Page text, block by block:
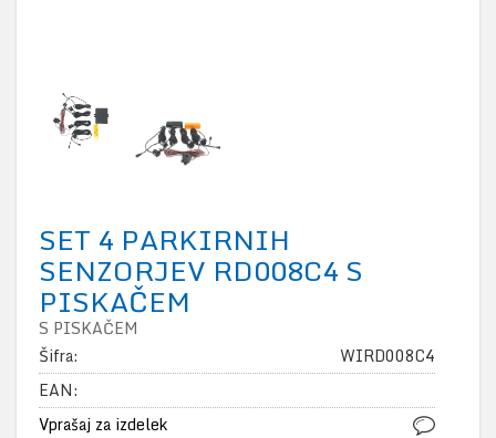
SET 4 PARKIRNIH
SENZORJEV RD008C4 S
PISKAČEM
S PISKAČEM
Šifra:
WIRD008C4
EAN:
Vprašaj za izdelek